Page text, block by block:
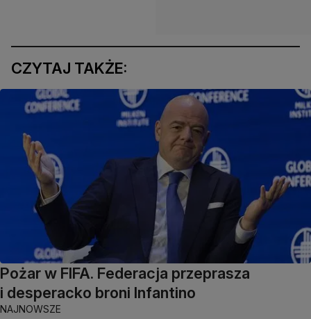
CZYTAJ TAKŻE:
Pożar w FIFA. Federacja przeprasza
i desperacko broni Infantino
NAJNOWSZE